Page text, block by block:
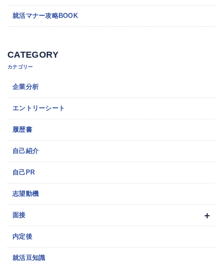
就活マナー攻略BOOK
CATEGORY
カテゴリー
企業分析
エントリーシート
履歴書
自己紹介
自己PR
志望動機
面接
内定後
就活豆知識